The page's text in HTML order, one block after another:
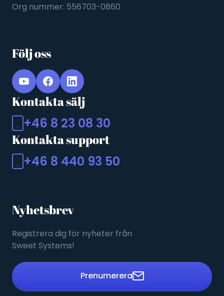
Org nummer: 556703-0860
Kontakta sälj
+46 8 23 08 30
Kontakta support
+46 8 440 93 50
Följ oss
Nyhetsbrev
Registrera dig för nyheter från
Sweet Systems!
Prenumerera